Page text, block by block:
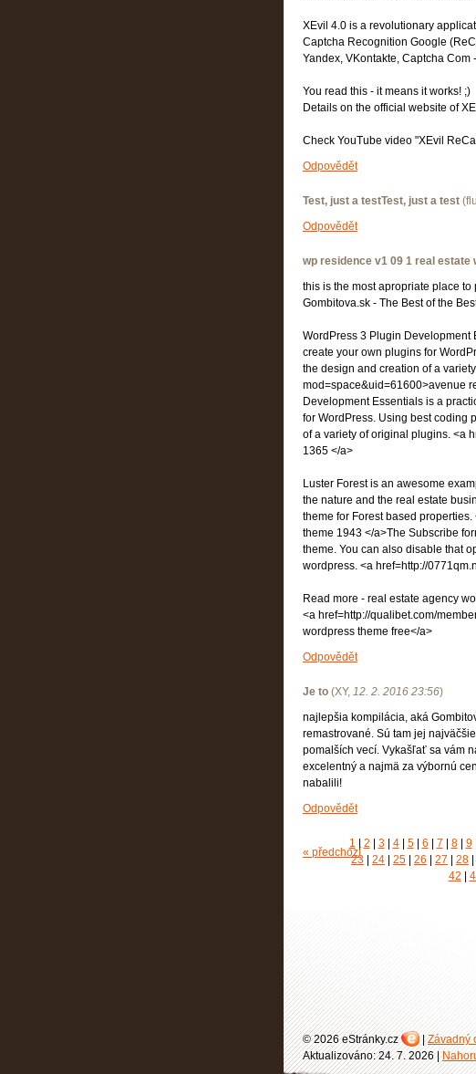
XEvil 4.0 is a revolutionary
Captcha Recognition Google
Yandex, VKontakte, Captcha
You read this - it means it works! ;)
Details on the official website of
Check YouTube video "XEvil
Odpovědět
Test, just a testTest, just a test (
Odpovědět
wp residence v1 09 1 real estate
this is the most apropriate place
Gombitova.sk - The Best of the
WordPress 3 Plugin
create your own plugins for
the design and creation of a
mod=space&uid=61600>avenue
Development Essentials is a
for WordPress. Using best coding
of a variety of original plugins. <a
1365 </a>
Luster Forest is an awesome
the nature and the real estate
theme for Forest based
theme 1943 </a>The Subscribe
theme. You can also disable that
wordpress. <a href=http://
Read more - real estate agency
<a href=http://qualibet.com/
wordpress theme free</a>
Odpovědět
Je to (XY, 12. 2. 2016 23:56)
najlepšia kompilácia, aká
remastrované. Sú tam jej
pomalších vecí. Vykašľať sa vám
excelentný a najmä za výbornú
nabalili!
Odpovědět
« předchozí
1 2 3 4 5 6 7 8 9
23
24 25 26 27 28
42
© 2026 eStránky.cz |Závadný
Aktualizováno: 24. 7. 2026|